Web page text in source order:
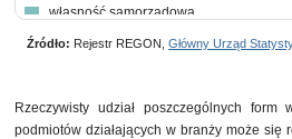
własność samorządowa
własność skarbu państwa
Źródło: Rejestr REGON, Główny Urząd
Rzeczywisty udział poszczególnych form
podmiotów działających w branży może się